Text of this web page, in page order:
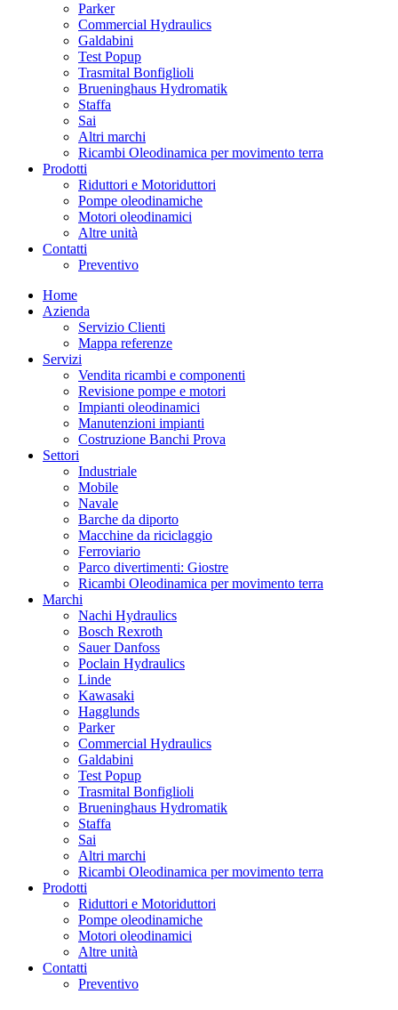
Parker
Commercial Hydraulics
Galdabini
Test Popup
Trasmital Bonfiglioli
Brueninghaus Hydromatik
Staffa
Sai
Altri marchi
Ricambi Oleodinamica per movimento terra
Prodotti
Riduttori e Motoriduttori
Pompe oleodinamiche
Motori oleodinamici
Altre unità
Contatti
Preventivo
Home
Azienda
Servizio Clienti
Mappa referenze
Servizi
Vendita ricambi e componenti
Revisione pompe e motori
Impianti oleodinamici
Manutenzioni impianti
Costruzione Banchi Prova
Settori
Industriale
Mobile
Navale
Barche da diporto
Macchine da riciclaggio
Ferroviario
Parco divertimenti: Giostre
Ricambi Oleodinamica per movimento terra
Marchi
Nachi Hydraulics
Bosch Rexroth
Sauer Danfoss
Poclain Hydraulics
Linde
Kawasaki
Hagglunds
Parker
Commercial Hydraulics
Galdabini
Test Popup
Trasmital Bonfiglioli
Brueninghaus Hydromatik
Staffa
Sai
Altri marchi
Ricambi Oleodinamica per movimento terra
Prodotti
Riduttori e Motoriduttori
Pompe oleodinamiche
Motori oleodinamici
Altre unità
Contatti
Preventivo